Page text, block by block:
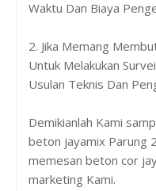
Waktu Dan Biaya
2. Jika Memang
Untuk Melakukan
Usulan Teknis Dan
Demikianlah Kami
beton jayamix Parung
memesan beton cor
marketing Kami.